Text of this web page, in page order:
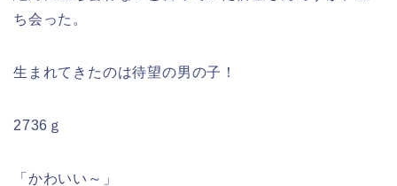
ち会った。
生まれてきたのは待望の男の子！
2736ｇ
「かわいい～」